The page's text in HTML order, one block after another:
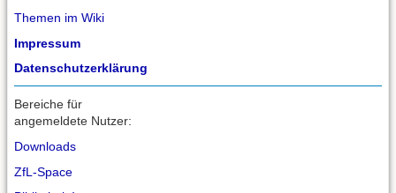
Themen im Wiki
Impressum
Datenschutzerklärung
Bereiche für
angemeldete Nutzer:
Downloads
ZfL-Space